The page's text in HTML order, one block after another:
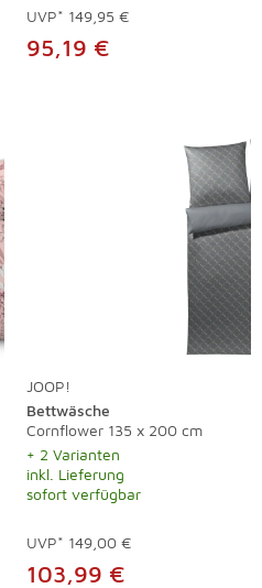
UVP* 149,95 €
95,19 €
JOOP!
Bettwäsche
Cornflower 135 x 200 cm
+ 2 Varianten
inkl. Lieferung
sofort verfügbar
UVP* 149,00 €
103,99 €